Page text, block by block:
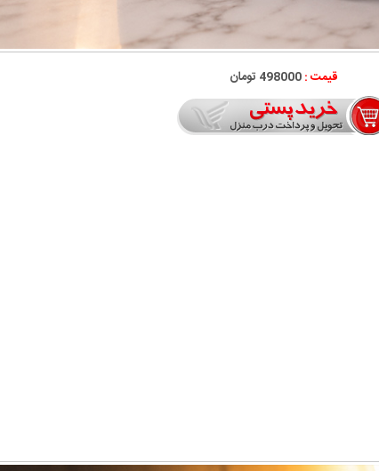
قیمت :498000 تومان